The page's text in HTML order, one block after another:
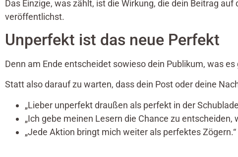
Das Einzige, was zählt, ist die Wirkung, die dein Beitrag
veröffentlichst.
Unperfekt ist das neue Perfekt
Denn am Ende entscheidet sowieso dein Publikum, was
Statt also darauf zu warten, dass dein Post oder deine
„Lieber unperfekt draußen als perfekt in der
„Ich gebe meinen Lesern die Chance zu entscheiden,
„Jede Aktion bringt mich weiter als perfektes Zögern.“